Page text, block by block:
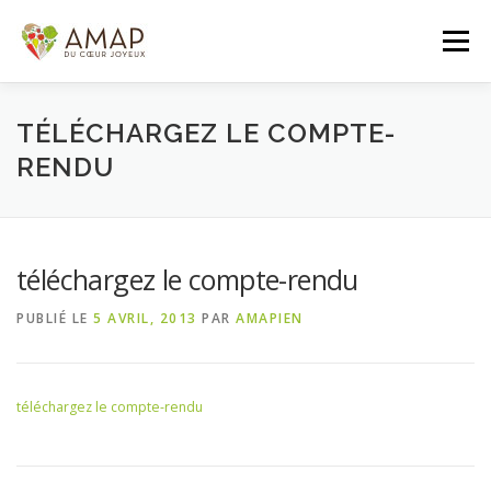
contenu
Menu
ACCUEIL L’AMAP LES PANIERS
PANIER DE LA SEMAINE
TÉLÉCHARGEZ LE COMPTE-
RENDU
téléchargez le compte-rendu
PUBLIÉ LE 5 AVRIL, 2013 PAR AMAPIEN
téléchargez le compte-rendu